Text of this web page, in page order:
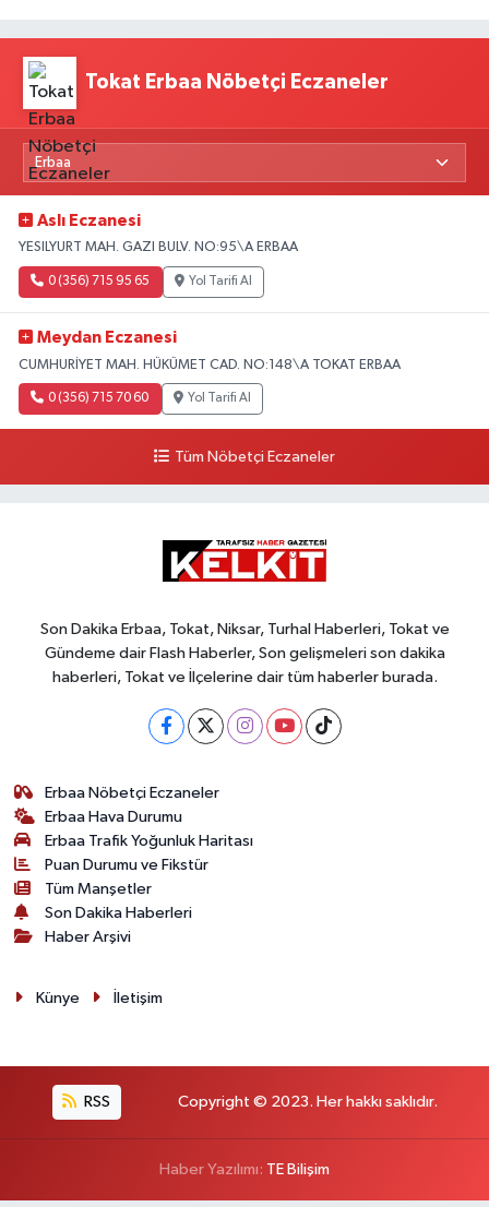
Tokat Erbaa Nöbetçi Eczaneler
Aslı Eczanesi
YESILYURT MAH. GAZI BULV. NO:95\A ERBAA
0 (356) 715 95 65 Yol Tarifi Al
Meydan Eczanesi
CUMHURİYET MAH. HÜKÜMET CAD. NO:148\A TOKAT ERBAA
0 (356) 715 70 60 Yol Tarifi Al
Tüm Nöbetçi Eczaneler
Son Dakika Erbaa, Tokat, Niksar, Turhal Haberleri, Tokat ve
Gündeme dair Flash Haberler, Son gelişmeleri son dakika
haberleri, Tokat ve İlçelerine dair tüm haberler burada.
Erbaa Nöbetçi Eczaneler
Erbaa Hava Durumu
Erbaa Trafik Yoğunluk Haritası
Puan Durumu ve Fikstür
Tüm Manşetler
Son Dakika Haberleri
Haber Arşivi
Künye İletişim
RSS Copyright © 2023. Her hakkı saklıdır.
Haber Yazılımı: TE Bilişim